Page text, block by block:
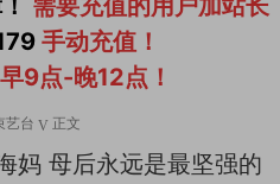
需要充值的用户加站长
手动充值！
9点-晚12点！
艺台 正文
妈 母后永远是最坚强的